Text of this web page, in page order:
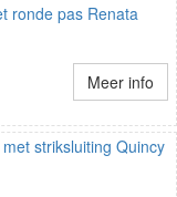
ronde pas Renata
Meer info